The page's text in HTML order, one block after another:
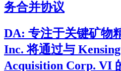
务合并协议
DA: 专注于关键矿物
Inc. 将通过与
Acquisition Corp. VI